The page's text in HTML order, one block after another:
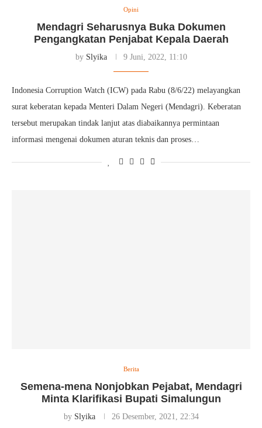
Opini
Mendagri Seharusnya Buka Dokumen
Pengangkatan Penjabat Kepala Daerah
by Slyika 9 Juni, 2022, 11:10
Indonesia Corruption Watch (ICW) pada Rabu (8/6/22) melayangkan
surat keberatan kepada Menteri Dalam Negeri (Mendagri). Keberatan
tersebut merupakan tindak lanjut atas diabaikannya permintaan
informasi mengenai dokumen aturan teknis dan proses…
Berita
Semena-mena Nonjobkan Pejabat, Mendagri
Minta Klarifikasi Bupati Simalungun
by Slyika 26 Desember, 2021, 22:34